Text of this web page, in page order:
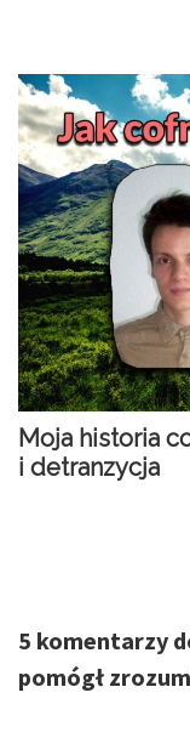
Moja historia
i detranzycja
5 komentarzy
pomógł